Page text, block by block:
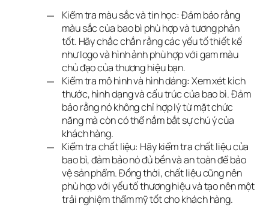
Kiểm tra màu sắc và tin học: Đảm bảo rằng
màu sắc của bao bì phù hợp và tương phản
tốt. Hãy chắc chắn rằng các yếu tố thiết kế
như logo và hình ảnh phù hợp với gam màu
chủ đạo của thương hiệu bạn.
Kiểm tra mô hình và hình dáng: Xem xét kích
thước, hình dạng và cấu trúc của bao bì. Đảm
bảo rằng nó không chỉ hợp lý từ mặt chức
năng mà còn có thể nắm bắt sự chú ý của
khách hàng.
Kiểm tra chất liệu: Hãy kiểm tra chất liệu của
bao bì, đảm bảo nó đủ bền và an toàn để bảo
vệ sản phẩm. Đồng thời, chất liệu cũng nên
phù hợp với yếu tố thương hiệu và tạo nên một
trải nghiệm thẩm mỹ tốt cho khách hàng.